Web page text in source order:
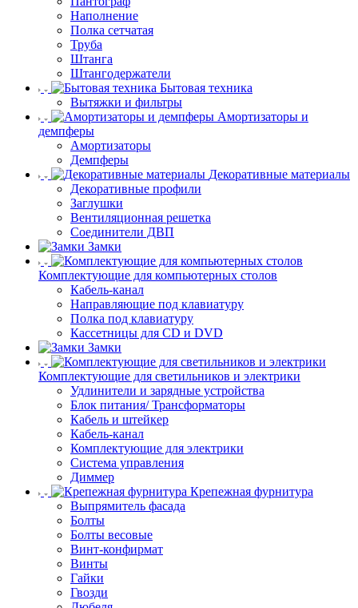
Наполнение
Полка сетчатая
Труба
Штанга
Штангодержатели
Бытовая техника
Вытяжки и фильтры
Амортизаторы и
демпферы
Амортизаторы
Демпферы
Декоративные материалы
Декоративные профили
Заглушки
Вентиляционная решетка
Соединители ДВП
Замки
Комплектующие для компьютерных столов
Кабель-канал
Направляющие под клавиатуру
Полка под клавиатуру
Кассетницы для CD и DVD
Замки
Комплектующие для светильников и электрики
Удлинители и зарядные устройства
Блок питания/ Трансформаторы
Кабель и штейкер
Кабель-канал
Комплектующие для электрики
Система управления
Диммер
Крепежная фурнитура
Выпрямитель фасада
Болты
Болты весовые
Винт-конфирмат
Винты
Гайки
Гвозди